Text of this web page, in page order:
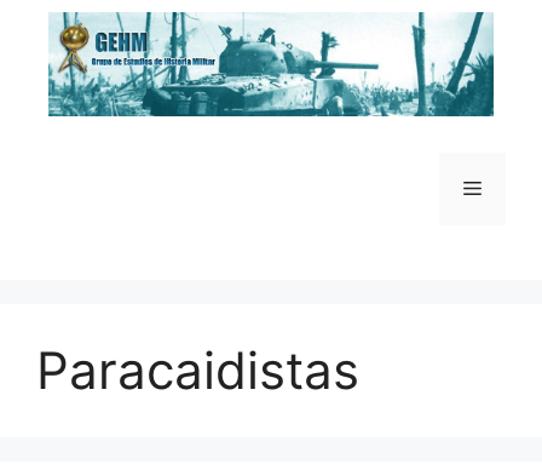
Saltar
contenido
Menú
Paracaidistas